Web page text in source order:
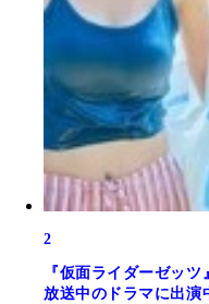
2
『仮面ライダーゼッ
放送中のドラマに出演